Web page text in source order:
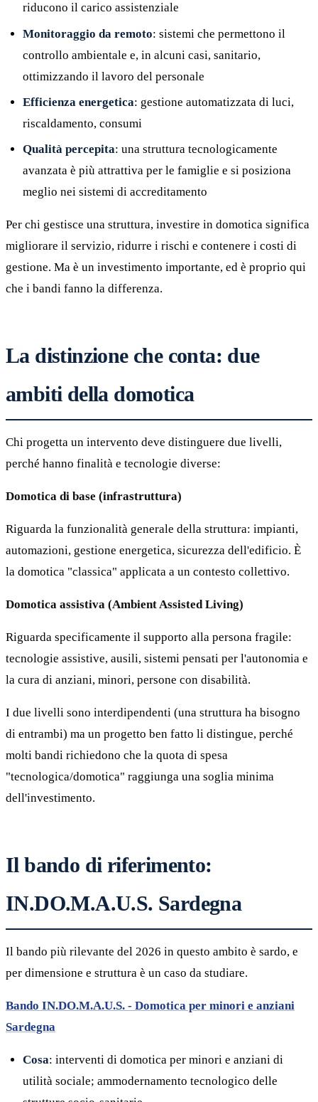
riducono il carico assistenziale
Monitoraggio da remoto: sistemi che permettono il
controllo ambientale e, in alcuni casi, sanitario,
ottimizzando il lavoro del personale
Efficienza energetica: gestione automatizzata di luci,
riscaldamento, consumi
Qualità percepita: una struttura tecnologicamente
avanzata è più attrattiva per le famiglie e si posiziona
meglio nei sistemi di accreditamento
Per chi gestisce una struttura, investire in domotica significa
migliorare il servizio, ridurre i rischi e contenere i costi di
gestione. Ma è un investimento importante, ed è proprio qui
che i bandi fanno la differenza.
La distinzione che conta: due
ambiti della domotica
Chi progetta un intervento deve distinguere due livelli,
perché hanno finalità e tecnologie diverse:
Domotica di base (infrastruttura)
Riguarda la funzionalità generale della struttura: impianti,
automazioni, gestione energetica, sicurezza dell'edificio. È
la domotica "classica" applicata a un contesto collettivo.
Domotica assistiva (Ambient Assisted Living)
Riguarda specificamente il supporto alla persona fragile:
tecnologie assistive, ausili, sistemi pensati per l'autonomia e
la cura di anziani, minori, persone con disabilità.
I due livelli sono interdipendenti (una struttura ha bisogno
di entrambi) ma un progetto ben fatto li distingue, perché
molti bandi richiedono che la quota di spesa
"tecnologica/domotica" raggiunga una soglia minima
dell'investimento.
Il bando di riferimento:
IN.DO.M.A.U.S. Sardegna
Il bando più rilevante del 2026 in questo ambito è sardo, e
per dimensione e struttura è un caso da studiare.
Bando IN.DO.M.A.U.S. - Domotica per minori e anziani
Sardegna
Cosa: interventi di domotica per minori e anziani di
utilità sociale; ammodernamento tecnologico delle